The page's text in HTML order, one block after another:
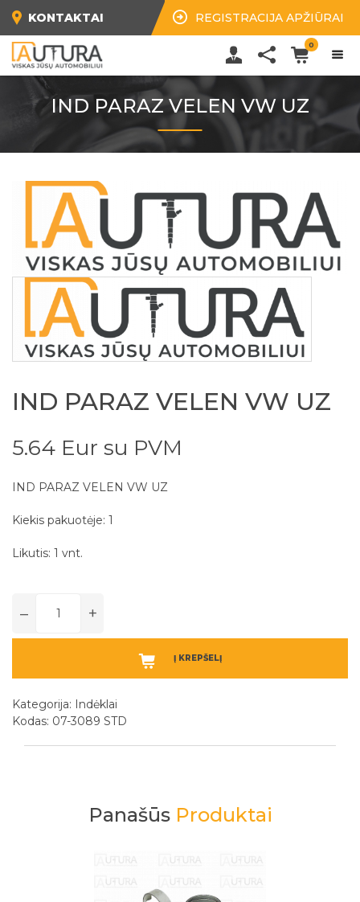
KONTAKTAI REGISTRACIJA APŽIŪRAI
0
IND PARAZ VELEN VW UZ
IND PARAZ VELEN VW UZ
5.64 Eur su PVM
IND PARAZ VELEN VW UZ
Kiekis pakuotėje: 1
Likutis: 1 vnt.
– +
Į KREPŠELĮ
Kategorija: Indėklai
Kodas: 07-3089 STD
Panašūs Produktai